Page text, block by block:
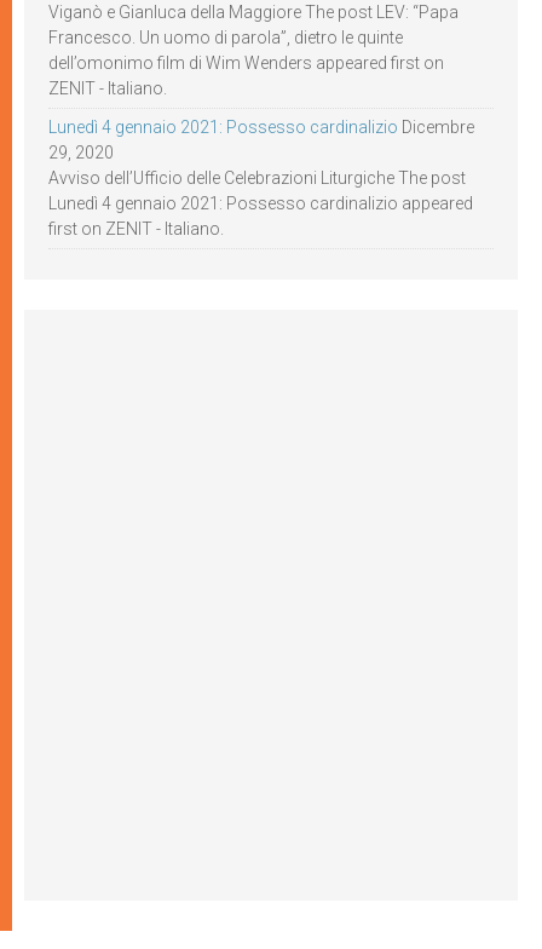
Viganò e Gianluca della Maggiore The post LEV: “Papa
Francesco. Un uomo di parola”, dietro le quinte
dell’omonimo film di Wim Wenders appeared first on
ZENIT - Italiano.
Lunedì 4 gennaio 2021: Possesso cardinalizio Dicembre
29, 2020
Avviso dell’Ufficio delle Celebrazioni Liturgiche The post
Lunedì 4 gennaio 2021: Possesso cardinalizio appeared
first on ZENIT - Italiano.